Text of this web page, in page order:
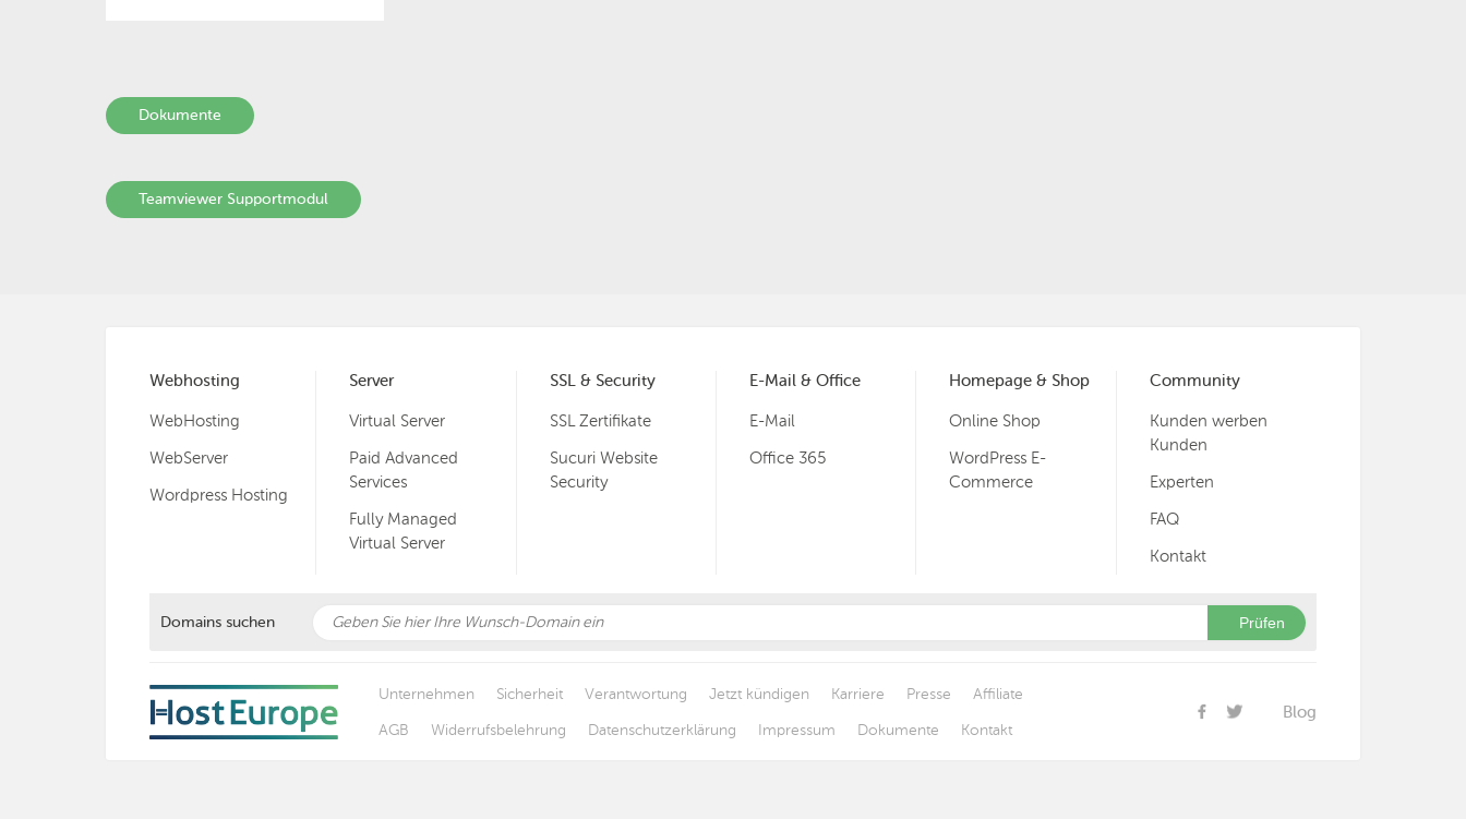
Dokumente
Teamviewer Supportmodul
Webhosting
WebHosting
WebServer
Wordpress Hosting
Server
Virtual Server
Paid Advanced
Services
Fully Managed
Virtual Server
SSL & Security
SSL Zertifikate
Sucuri Website
Security
E-Mail & Office
E-Mail
Office 365
Homepage & Shop
Online Shop
WordPress E-
Commerce
Community
Kunden werben
Kunden
Experten
FAQ
Kontakt
Domains suchen Prüfen
Unternehmen Sicherheit Verantwortung Jetzt kündigen Karriere Presse
Affiliate
AGB
Widerrufsbelehrung Datenschutzerklärung Impressum Dokumente Kontakt
Blog